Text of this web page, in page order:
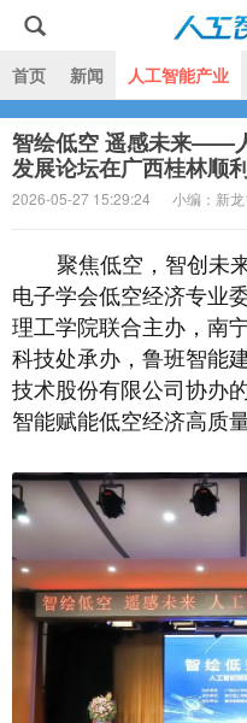
人工智能技
首页 新闻 人工智能产业
智绘低空 遥感未来——
发展论坛在广西桂林顺
2026-05-27 15:29:24 小编：新龙
聚焦低空，智创未
电子学会低空经济专业
理工学院联合主办，南
科技处承办，鲁班智能
技术股份有限公司协办
智能赋能低空经济高质